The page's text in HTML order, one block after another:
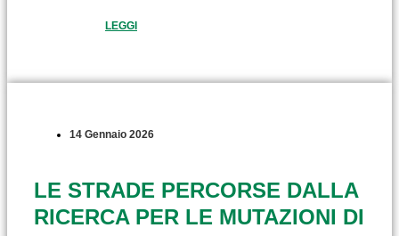
LEGGI
14 Gennaio 2026
LE STRADE PERCORSE DALLA
RICERCA PER LE MUTAZIONI DI